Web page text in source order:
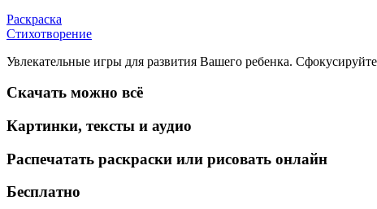
Раскраска
Стихотворение
Увлекательные игры для развития Вашего ребенка.
Скачать можно всё
Картинки, тексты и аудио
Распечатать раскраски или рисовать онлайн
Бесплатно